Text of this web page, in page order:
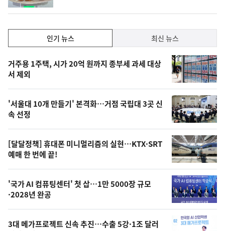
일
기,
최
신,
오
늘
의
영
상
오
늘
인기 뉴스 최신 뉴스
기
뉴
스
거주용 1주택, 시가 20억 원까지 종부세 과세 대상
서 제외
'서울대 10개 만들기' 본격화…거점 국립대 3곳 신
속 선정
[달달정책] 휴대폰 미니멀리즘의 실현…KTX·SRT
예매 한 번에 끝!
'국가 AI 컴퓨팅센터' 첫 삽…1만 5000장 규모
·2028년 완공
3대 메가프로젝트 신속 추진…수출 5강·1조 달러